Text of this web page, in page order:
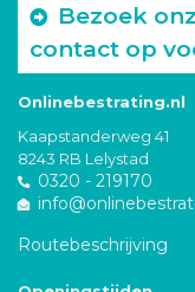
Bezoek
contact op
Onlinebestrating.nl
Kaapstanderweg 41
8243 RB Lelystad
0320 - 219170
Routebeschrijving